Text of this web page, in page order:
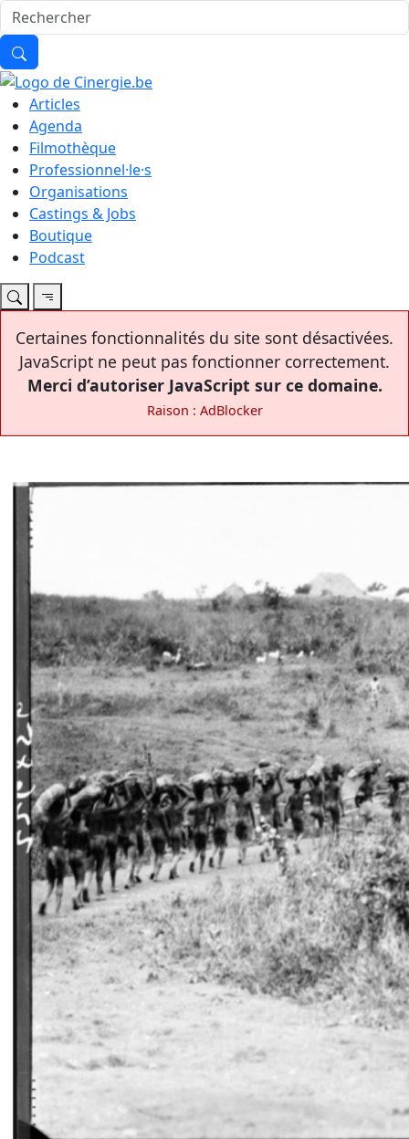
Articles
Agenda
Filmothèque
Professionnel·le·s
Organisations
Castings & Jobs
Boutique
Podcast
Certaines fonctionnalités du site sont désactivées.
JavaScript ne peut pas fonctionner correctement.
Merci d’autoriser JavaScript sur ce domaine.
Raison : AdBlocker